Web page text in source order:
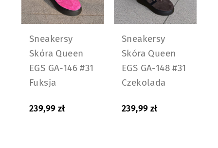
Sneakersy
Skóra Queen
EGS GA-146 #31
Fuksja
239,99 zł
Sneakersy
Skóra Queen
EGS GA-148 #31
Czekolada
239,99 zł